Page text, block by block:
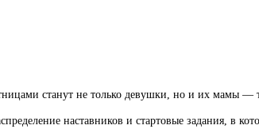
станут не только девушки, но и их мамы —
наставников и стартовые задания, в